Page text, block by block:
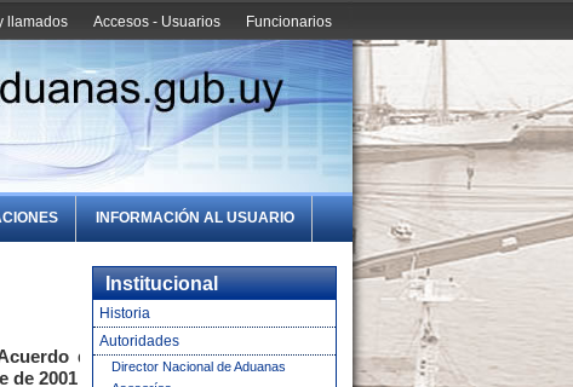
Funcionarios
Accesos - Usuarios
llamados
INFORMACIÓN AL USUARIO
de
de 2001
Institucional
Historia
Autoridades
Director Nacional de Aduanas